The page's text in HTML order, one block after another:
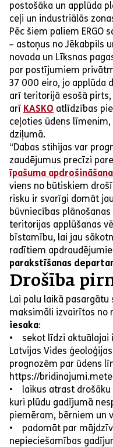
postošāka un applūda
ceļi un industriālās
Pēc šiem paliem ERGO
– astoņus no Jēkabpils
novada un Līksnas
par postījumiem
37 000 eiro, jo applūda
arī teritorijā esošā
arī KASKO atlīdzības
ceļoties ūdens
dziļumā.
“Dabas stihijas var
zaudējumus precīzi
īpašuma apdrošināšana
viens no būtiskiem
risku ir svarīgi domāt
būvniecības
teritorijas applūšanas
bīstamību, lai jau
radītiem
parakstīšanas
Drošība
Lai palu laikā
maksimāli izvairītos no
iesaka:
• sekot līdzi aktuālajai
Latvijas Vides
prognozēm par ūdens
https://
• laikus atrast
kuri plūdu gadījumā
piemēram, bērniem un
• padomāt par
nepieciešamības